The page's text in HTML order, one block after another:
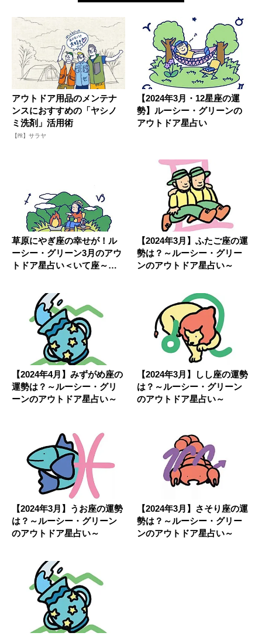
アウトドア用品のメンテナ
ンスにおすすめの「ヤシノ
ミ洗剤」活用術
【PR】サラヤ
【2024年3月・12星座の運
勢】ルーシー・グリーンの
アウトドア星占い
草原にやぎ座の幸せが！ル
ーシー・グリーン3月のアウ
トドア星占い＜いて座～う
【2024年3月】ふたご座の運
勢は？～ルーシー・グリー
ンのアウトドア星占い～
【2024年4月】みずがめ座の
運勢は？～ルーシー・グリ
ーンのアウトドア星占い～
【2024年3月】しし座の運勢
は？～ルーシー・グリーン
のアウトドア星占い～
【2024年3月】うお座の運勢
は？～ルーシー・グリーン
のアウトドア星占い～
【2024年3月】さそり座の運
勢は？～ルーシー・グリー
ンのアウトドア星占い～